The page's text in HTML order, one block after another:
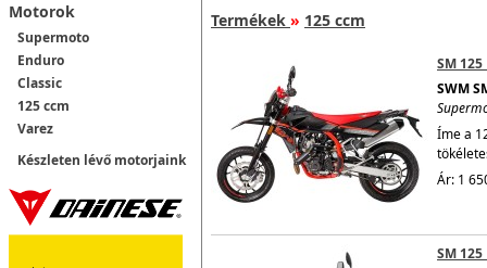
Motorok
Supermoto
Enduro
Classic
125 ccm
Varez
Készleten lévő motorjaink
Termékek » 125 ccm
SM 125
SWM
Íme a
Ár: 1
SM 125